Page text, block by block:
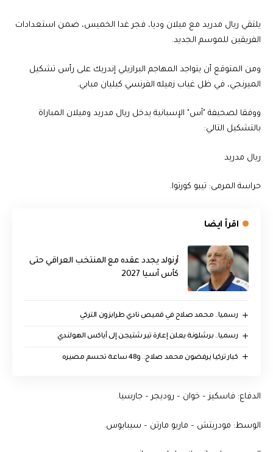
يلتقي ريال مدريد مع ميلان وديا، فجر غدا الخميس، ضمن استعدادات
الفريقين للموسم الجديد.
ومن المتوقع أن يتواجد المهاجم البرازيلي إندريك على رأس تشكيل
الميرنجي، في ظل غياب زميله الفرنسي كيليان مبابي.
ووفقا لصحيفة "آس" الإسبانية يدخل ريال مدريد وميلان المباراة
بالتشكيل التالي:
ريال مدريد
حراسة المرمى: تيبو كورتوا.
اقرأ ايضا
أرنولد يجدد عقده مع المنتخب العراقي حتى
كأس آسيا 2027
رسميا.. محمد صلاح في قميص نادي طرابزون التركي
رسميا.. برشلونة يعلن إعارة تير شتيجن إلى أياكس الهولندي
كبار تركيا يرفضون محمد صلاح.. و48 ساعة تحسم مصيره
الدفاع: فاسكيز – خوان – روديجر – جارسيا.
الوسط: مودريتش – ماريو مارتن – سيبايوس.